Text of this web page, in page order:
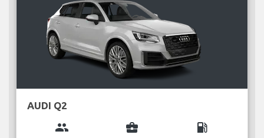
AUDI Q2
group business_center local_gas_station